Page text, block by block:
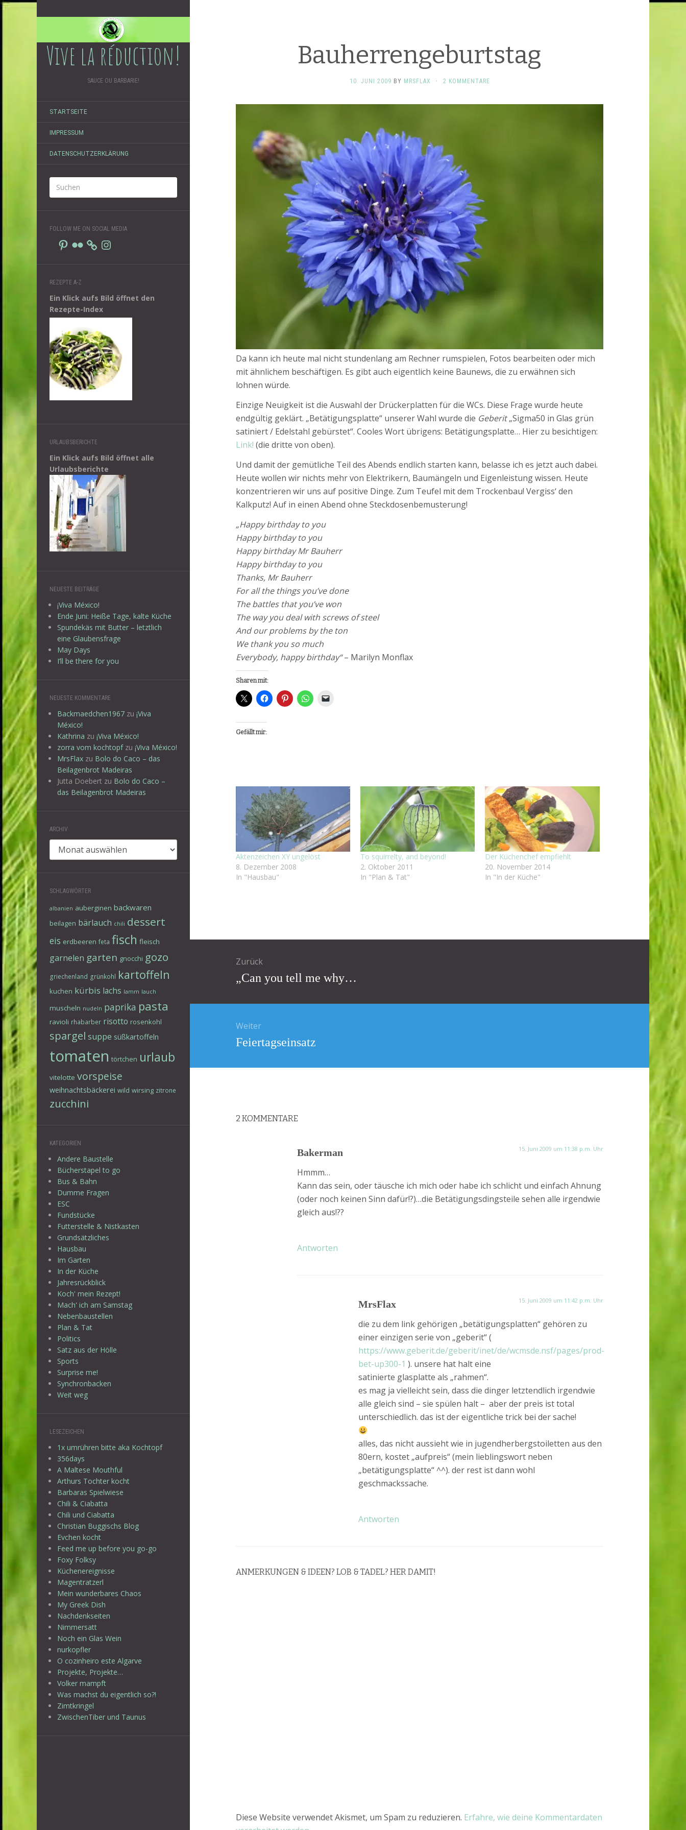
Vive la réduction!
SAUCE OU BARBARIE!
STARTSEITE
IMPRESSUM
DATENSCHUTZERKLÄRUNG
FOLLOW ME ON SOCIAL MEDIA
Pinterest
Flickr Instagram
REZEPTE A-Z
Ein Klick aufs Bild öffnet den
Rezepte-Index
URLAUBSBERICHTE
Ein Klick aufs Bild öffnet alle
Urlaubsberichte
NEUESTE BEITRÄGE
¡Viva México!
Ende Juni: Heiße Tage, kalte Küche
Spundekäs mit Butter – letztlich
eine Glaubensfrage
May Days
I’ll be there for you
NEUESTE KOMMENTARE
Backmaedchen1967 zu ¡Viva
México!
Kathrina zu ¡Viva México!
zorra vom kochtopfzu ¡Viva México!
MrsFlax zu Bolo do Caco – das
Beilagenbrot Madeiras
Jutta Doebert zu Bolo do Caco –
das Beilagenbrot Madeiras
ARCHIV
SCHLAGWÖRTER
albanien auberginen backwaren
beilagen bärlauch chili dessert
eis erdbeeren feta fisch fleisch
garnelen garten gnocchi gozo
griechenland grünkohl kartoffeln
kuchen kürbis lachs lamm lauch
muscheln nudeln paprika pasta
ravioli rhabarber risotto rosenkohl
spargel suppe süßkartoffeln
tomaten törtchen urlaub
vitelotte vorspeise
weihnachtsbäckerei wild wirsing zitrone
zucchini
KATEGORIEN
Andere Baustelle
Bücherstapel to go
Bus & Bahn
Dumme Fragen
ESC
Fundstücke
Futterstelle & Nistkasten
Grundsätzliches
Hausbau
Im Garten
In der Küche
Jahresrückblick
Koch' mein Rezept!
Mach' ich am Samstag
Nebenbaustellen
Plan & Tat
Politics
Satz aus der Hölle
Sports
Surprise me!
Synchronbacken
Weit weg
LESEZEICHEN
1x umrühren bitte aka Kochtopf
356days
A Maltese Mouthful
Arthurs Tochter kocht
Barbaras Spielwiese
Chili & Ciabatta
Chili und Ciabatta
Christian Buggischs Blog
Evchen kocht
Feed me up before you go-go
Foxy Folksy
Küchenereignisse
Magentratzerl
Mein wunderbares Chaos
My Greek Dish
Nachdenkseiten
Nimmersatt
Noch ein Glas Wein
nurkopfler
O cozinheiro este Algarve
Projekte, Projekte…
Volker mampft
Was machst du eigentlich so?!
Zimtkringel
ZwischenTiber und Taunus
Bauherrengeburtstag
10. JUNI 2009 BY MRSFLAX · 2 KOMMENTARE
Da kann ich heute mal nicht stundenlang am Rechner rumspielen, Fotos bearbeiten oder mich
mit ähnlichem beschäftigen. Es gibt auch eigentlich keine Baunews, die zu erwähnen sich
lohnen würde.
Einzige Neuigkeit ist die Auswahl der Drückerplatten für die WCs. Diese Frage wurde heute
endgültig geklärt. „Betätigungsplatte“ unserer Wahl wurde die Geberit„Sigma50 in Glas grün
satiniert / Edelstahl gebürstet“. Cooles Wort übrigens: Betätigungsplatte… Hier zu besichtigen:
Link! (die dritte von oben).
Und damit der gemütliche Teil des Abends endlich starten kann, belasse ich es jetzt auch dabei.
Heute wollen wir nichts mehr von Elektrikern, Baumängeln und Eigenleistung wissen. Heute
konzentrieren wir uns auf positive Dinge. Zum Teufel mit dem Trockenbau! Vergiss‘ den
Kalkputz! Auf in einen Abend ohne Steckdosenbemusterung!
„Happy birthday to you
Happy birthday to you
Happy birthday Mr Bauherr
Happy birthday to you
Thanks, Mr Bauherr
For all the things you’ve done
The battles that you’ve won
The way you deal with screws of steel
And our problems by the ton
We thank you so much
Everybody, happy birthday“– Marilyn Monflax
Sharen mit:
Gefällt mir:
Aktenzeichen XY ungelöst
8. Dezember 2008
In "Hausbau"
To squirrelty, and beyond!
2. Oktober 2011
In "Plan & Tat"
Der Küchenchef empfiehlt
20. November 2014
In "In der Küche"
Zurück
Vorheriger
Beitrag:
„Can you tell me why…
Weiter
Nächster
Feiertagseinsatz
2 KOMMENTARE
Bakerman 15. Juni 2009 um 11:38 p.m. Uhr
Hmmm…
Kann das sein, oder täusche ich mich oder habe ich schlicht und einfach Ahnung
(oder noch keinen Sinn dafür!?)…die Betätigungsdingsteile sehen alle irgendwie
gleich aus!??
Antworten
MrsFlax 15. Juni 2009 um 11:42 p.m. Uhr
die zu dem link gehörigen „betätigungsplatten“ gehören zu
einer einzigen serie von „geberit“ (
https://www.geberit.de/geberit/inet/de/wcmsde.nsf/pages/prod-
bet-up300-1 ). unsere hat halt eine
satinierte glasplatte als „rahmen“.
es mag ja vielleicht sein, dass die dinger letztendlich irgendwie
alle gleich sind – sie spülen halt – aber der preis ist total
unterschiedlich. das ist der eigentliche trick bei der sache!
alles, das nicht aussieht wie in jugendherbergstoiletten aus den
80ern, kostet „aufpreis“ (mein lieblingswort neben
„betätigungsplatte“ ^^). der rest ist dann wohl
geschmackssache.
Antworten
ANMERKUNGEN & IDEEN? LOB & TADEL? HER DAMIT!
Diese Website verwendet Akismet, um Spam zu reduzieren. Erfahre, wie deine Kommentardaten